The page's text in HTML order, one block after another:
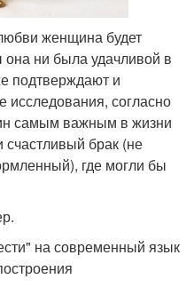
женщина будет
она ни была удачливой в
подтверждают и
исследования, согласно
самым важным в жизни
брак (не
где могли бы
на современный язык